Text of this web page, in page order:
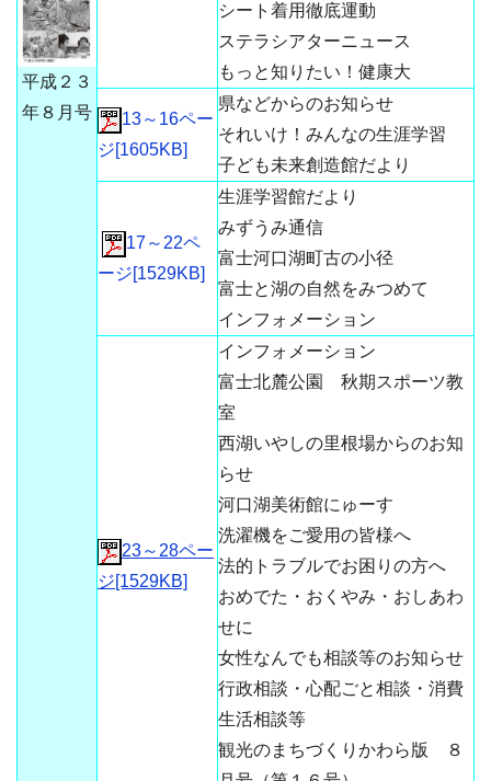
平成２３
年８月号
シート着用徹底運動
ステラシアターニュース
もっと知りたい！健康大
13～16ペー
ジ[1605KB]
県などからのお知らせ
それいけ！みんなの生涯学習
子ども未来創造館だより
17～22ペ
ージ[1529KB]
生涯学習館だより
みずうみ通信
富士河口湖町古の小径
富士と湖の自然をみつめて
インフォメーション
23～28ペー
ジ[1529KB]
インフォメーション
富士北麓公園 秋期スポーツ教
室
西湖いやしの里根場からのお知
らせ
河口湖美術館にゅーす
洗濯機をご愛用の皆様へ
法的トラブルでお困りの方へ
おめでた・おくやみ・おしあわ
せに
女性なんでも相談等のお知らせ
行政相談・心配ごと相談・消費
生活相談等
観光のまちづくりかわら版 ８